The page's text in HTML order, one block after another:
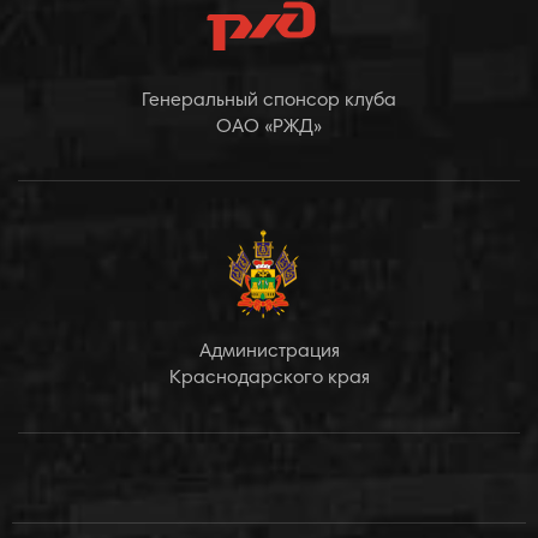
Генеральный спонсор клуба
ОАО «РЖД»
Администрация
Краснодарского края